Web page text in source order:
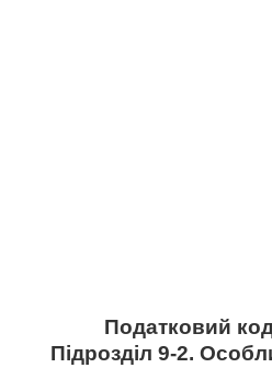
Податковий
Підрозділ 9-2.